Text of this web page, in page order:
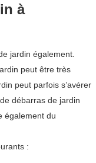
à
jardin également.
peut être très
peut parfois s’avérer
débarras de jardin
également du
: